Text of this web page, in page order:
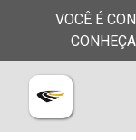
VOCÊ É